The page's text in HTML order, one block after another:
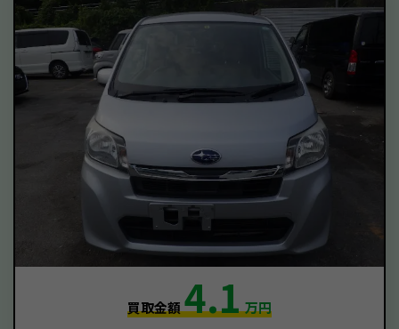
買取金額4.1万円